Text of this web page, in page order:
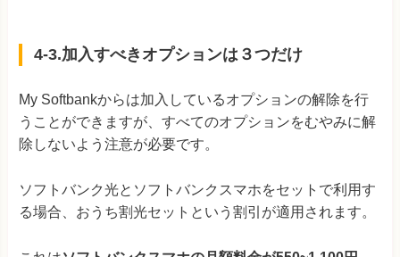
4-3.加入すべきオプションは３つだけ
My Softbankからは加入しているオプションの解除を行
うことができますが、すべてのオプションをむやみに解
除しないよう注意が必要です。
ソフトバンク光とソフトバンクスマホをセットで利用す
る場合、おうち割光セットという割引が適用されます。